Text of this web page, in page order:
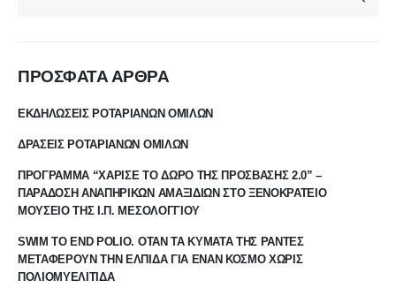
ΠΡΟΣΦΑΤΑ ΑΡΘΡΑ
ΕΚΔΗΛΩΣΕΙΣ ΡΟΤΑΡΙΑΝΩΝ ΟΜΙΛΩΝ
ΔΡΑΣΕΙΣ ΡΟΤΑΡΙΑΝΩΝ ΟΜΙΛΩΝ
ΠΡΟΓΡΑΜΜΑ “ΧΑΡΙΣΕ ΤΟ ΔΩΡΟ ΤΗΣ ΠΡΟΣΒΑΣΗΣ 2.0” –
ΠΑΡΑΔΟΣΗ ΑΝΑΠΗΡΙΚΩΝ ΑΜΑΞΙΔΙΩΝ ΣΤΟ ΞΕΝΟΚΡΑΤΕΙΟ
ΜΟΥΣΕΙΟ ΤΗΣ Ι.Π. ΜΕΣΟΛΟΓΓΙΟΥ
SWIM TO END POLIO. ΟΤΑΝ ΤΑ ΚΥΜΑΤΑ ΤΗΣ ΡΑΝΤΕΣ
ΜΕΤΑΦΕΡΟΥΝ ΤΗΝ ΕΛΠΙΔΑ ΓΙΑ ΕΝΑΝ ΚΟΣΜΟ ΧΩΡΙΣ
ΠΟΛΙΟΜΥΕΛΙΤΙΔΑ